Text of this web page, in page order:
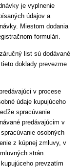
je vyplnenie
údajov a
Miestom dodania
formulári.
list sú dodávané
doklady prevezme
v procese
údaje kupujúceho
spracúvanie
predávajúcim v
osobných
z kúpnej zmluvy, v
strán.
prevzatím